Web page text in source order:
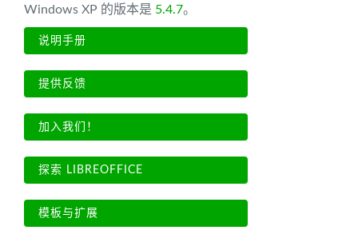
Windows XP 的版本是 5.4.7。
说明手册
提供反馈
加入我们！
探索 LIBREOFFICE
模板与扩展